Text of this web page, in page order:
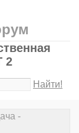
2
Найти!
-